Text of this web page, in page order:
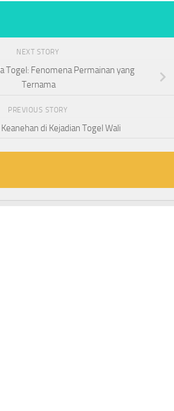
NEXT STORY
Togel: Fenomena Permainan yang
Ternama
PREVIOUS STORY
di Kejadian Togel Wali